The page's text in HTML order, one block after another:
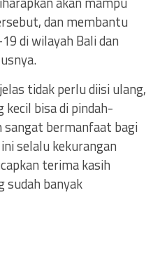
dan membantu
di wilayah Bali dan
tidak perlu diisi ulang,
bisa di pindah-
sangat bermanfaat bagi
selalu kekurangan
terima kasih
sudah banyak